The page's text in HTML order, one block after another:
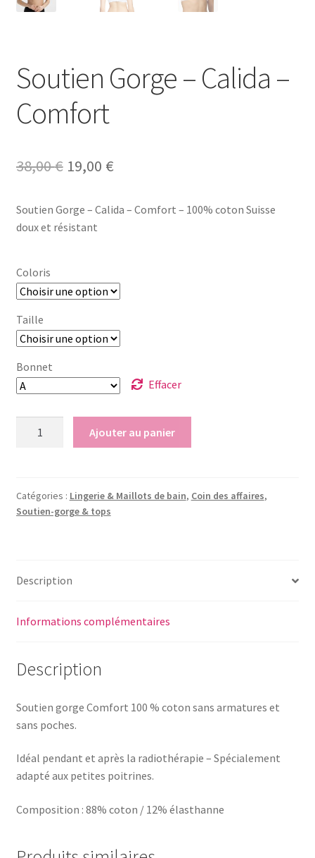
Témoignages
Validation de la commande
Soutien Gorge – Calida –
Comfort
38,00€ Le
initial
19,00 €Le
actuel
Soutien Gorge – Calida – Comfort – 100% coton Suisse
doux et résistant
Coloris
Taille
Bonnet
Effacer
-
Calida
Ajouter au panier
Catégories : Lingerie & Maillots de bain, Coin des affaires,
Soutien-gorge & tops
Description
Informations complémentaires
Description
Soutien gorge Comfort 100 % coton sans armatures et
sans poches.
Idéal pendant et après la radiothérapie – Spécialement
adapté aux petites poitrines.
Composition : 88% coton / 12% élasthanne